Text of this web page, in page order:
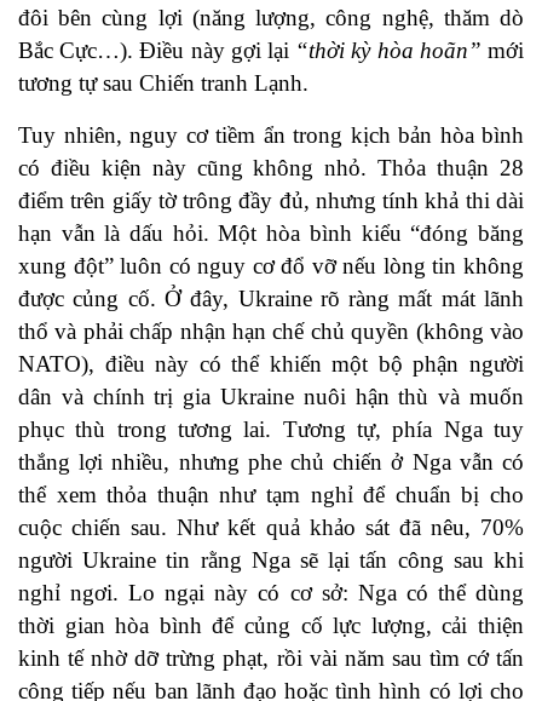
đôi bên cùng lợi (năng lượng, công nghệ, thăm dò
Bắc Cực…). Điều này gợi lại “thời kỳ hòa hoãn” mới
tương tự sau Chiến tranh Lạnh.
Tuy nhiên, nguy cơ tiềm ẩn trong kịch bản hòa bình
có điều kiện này cũng không nhỏ. Thỏa thuận 28
điểm trên giấy tờ trông đầy đủ, nhưng tính khả thi dài
hạn vẫn là dấu hỏi. Một hòa bình kiểu “đóng băng
xung đột” luôn có nguy cơ đổ vỡ nếu lòng tin không
được củng cố. Ở đây, Ukraine rõ ràng mất mát lãnh
thổ và phải chấp nhận hạn chế chủ quyền (không vào
NATO), điều này có thể khiến một bộ phận người
dân và chính trị gia Ukraine nuôi hận thù và muốn
phục thù trong tương lai. Tương tự, phía Nga tuy
thắng lợi nhiều, nhưng phe chủ chiến ở Nga vẫn có
thể xem thỏa thuận như tạm nghỉ để chuẩn bị cho
cuộc chiến sau. Như kết quả khảo sát đã nêu, 70%
người Ukraine tin rằng Nga sẽ lại tấn công sau khi
nghỉ ngơi. Lo ngại này có cơ sở: Nga có thể dùng
thời gian hòa bình để củng cố lực lượng, cải thiện
kinh tế nhờ dỡ trừng phạt, rồi vài năm sau tìm cớ tấn
công tiếp nếu ban lãnh đạo hoặc tình hình có lợi cho